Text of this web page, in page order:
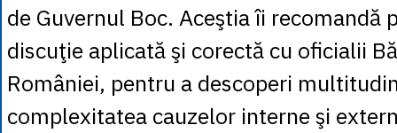
de Guvernul Boc. Aceştia îi recomandă
discuţie aplicată şi corectă cu oficialii
României, pentru a descoperi
complexitatea cauzelor interne şi